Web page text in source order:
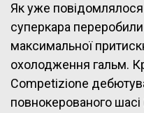
Як уже
суперкара
максимальної
охолодження гальм.
Competizione
повнокерованого